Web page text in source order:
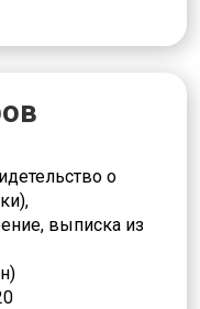
о
выписка из